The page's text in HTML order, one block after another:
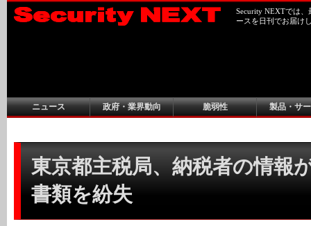
Security NEXTでは
ースを日刊でお届け
ニュース 政府・業界動向 脆弱性 製品・サ
東京都主税局、納税者の情報
書類を紛失